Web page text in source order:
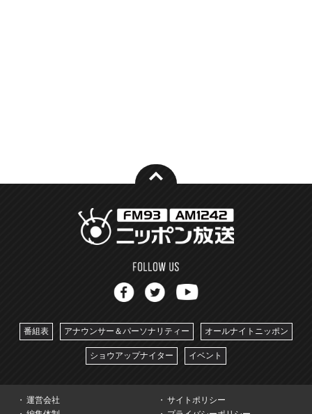
番組表 アナウンサー＆パーソナリティー オールナイトニッポン
ショウアップナイター イベント
運営会社
サイトポリシー